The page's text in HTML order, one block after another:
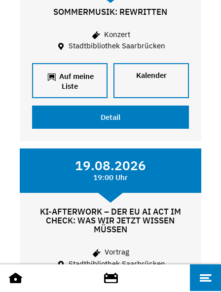
SOMMERMUSIK: REWRITTEN
Konzert
Stadtbibliothek Saarbrücken
Auf meine
Liste
Kalender
Detail
19.08.2026
19:00 Uhr
KI-AFTERWORK – DER EU AI ACT IM
CHECK: WAS WIR JETZT WISSEN
MÜSSEN
Vortrag
Stadtbibliothek Saarbrücken